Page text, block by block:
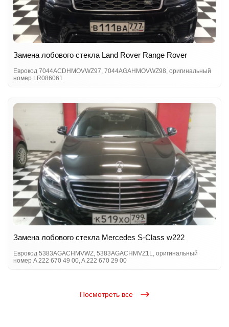
Посмотреть все
Замена лобового стекла Land Rover Range Rover
Еврокод 7044ACDHMOVWZ97, 7044AGAHMOVWZ98, оригинальный
номер LR086061
Замена лобового стекла Mercedes S-Class w222
Еврокод 5383AGACHMVWZ, 5383AGACHMVZ1L, оригинальный
номер A 222 670 49 00, A 222 670 29 00